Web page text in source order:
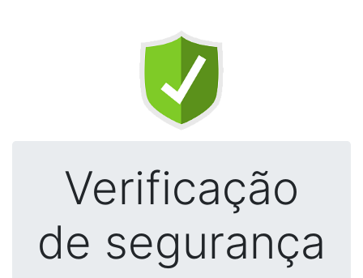
Verificação
de segurança